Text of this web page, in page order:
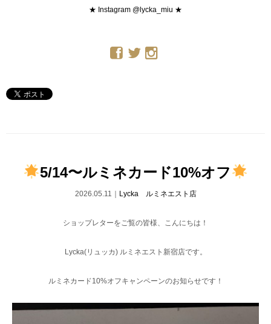
★ Instagram @lycka_miu ★
5/14〜ルミネカード10%オフ
2026.05.11｜ Lycka ルミネエスト店
ショップレターをご覧の皆様、こんにちは！
Lycka(リュッカ) ルミネエスト新宿店です。
ルミネカード10%オフキャンペーンのお知らせです！